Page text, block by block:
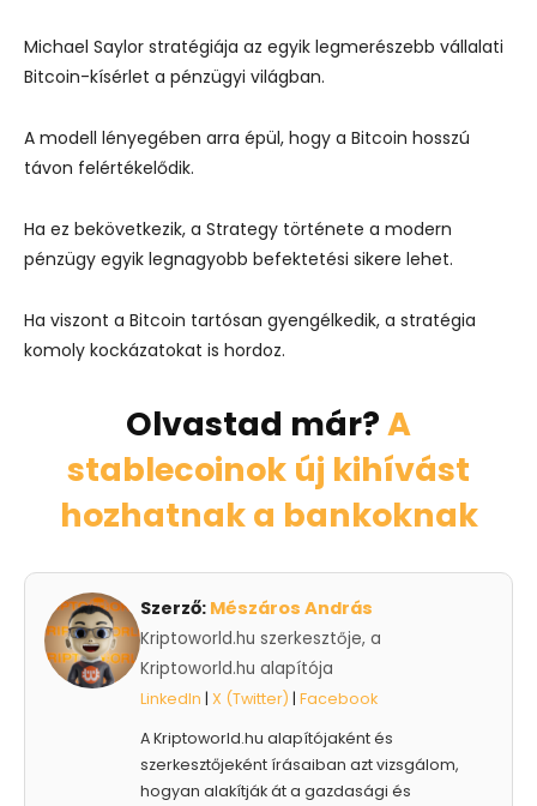
Michael Saylor stratégiája az egyik legmerészebb vállalati
Bitcoin-kísérlet a pénzügyi világban.
A modell lényegében arra épül, hogy a Bitcoin hosszú
távon felértékelődik.
Ha ez bekövetkezik, a Strategy története a modern
pénzügy egyik legnagyobb befektetési sikere lehet.
Ha viszont a Bitcoin tartósan gyengélkedik, a stratégia
komoly kockázatokat is hordoz.
Olvastad már?A
stablecoinok új kihívást
hozhatnak a bankoknak
Szerző: Mészáros András
Kriptoworld.hu szerkesztője, a
Kriptoworld.hu alapítója
LinkedIn | X (Twitter) | Facebook
A Kriptoworld.hu alapítójaként és
szerkesztőjeként írásaiban azt vizsgálom,
hogyan alakítják át a gazdasági és